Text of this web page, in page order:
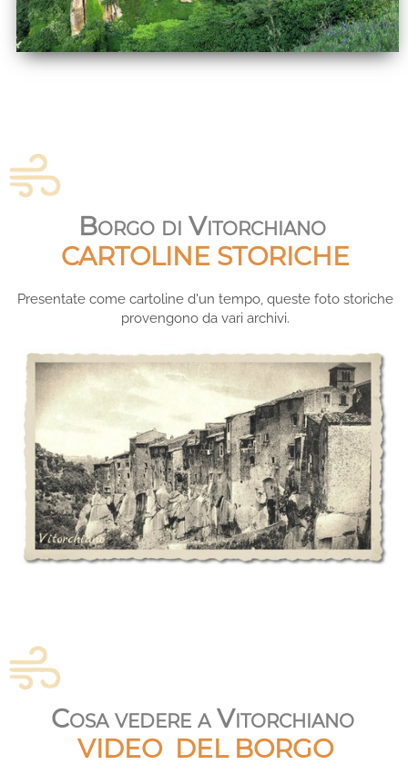
Borgo di Vitorchiano
CARTOLINE STORICHE
Presentate come cartoline d'un tempo, queste foto storiche
provengono da vari archivi.
Cosa vedere a Vitorchiano
VIDEO DEL BORGO